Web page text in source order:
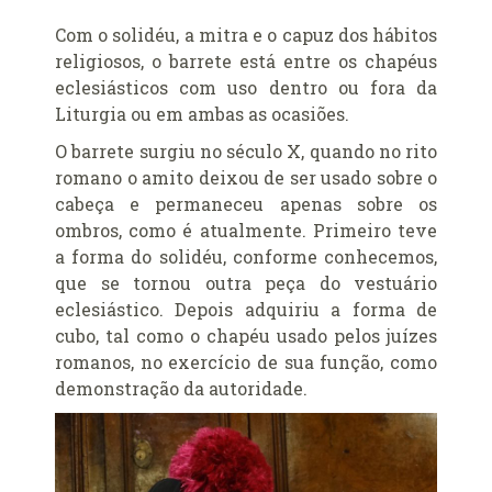
Algumas fotos do Santo Padre no Reino Unido
Altar onde será venerado João Paulo II
Ambientes que favorecem a prática da virtude
Aniversário da proclamação do dogma da Assunção da
Virgem
Aniversário do Cardeal emérito do Rio de Janeiro
Aniversário do governo do Arcebispo de Olinda e
Recife
Anjo da Guarda do Brasil
Antes do consistório, nomeados reúnem-se com o Papa
Anúncio (Kalendas) do Natal do Senhor em 2015
Aprovada beatificação de Irmã Dulce
Ara Dei Christus est!
Arautos do Evangelho e Sucumbíos
Arcebispo brasileiro é o novo Prefeito para os
Com o solidéu, a mitra e o capuz dos hábitos
religiosos, o barrete está entre os chapéus
eclesiásticos com uso dentro ou fora da
Liturgia ou em ambas as ocasiões.
O barrete surgiu no século X, quando no rito
romano o amito deixou de ser usado sobre o
cabeça e permaneceu apenas sobre os
ombros, como é atualmente. Primeiro teve
a forma do solidéu, conforme conhecemos,
que se tornou outra peça do vestuário
eclesiástico. Depois adquiriu a forma de
cubo, tal como o chapéu usado pelos juízes
romanos, no exercício de sua função, como
demonstração da autoridade.